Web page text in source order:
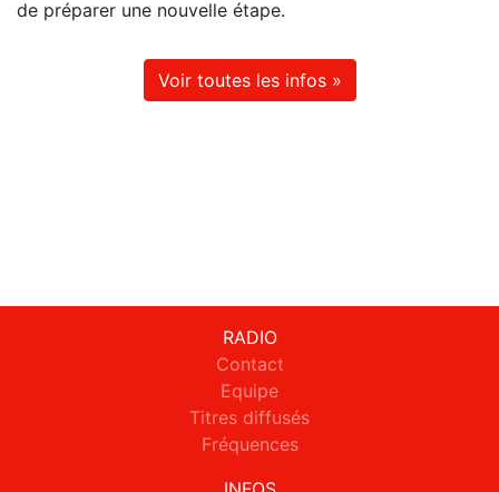
de préparer une nouvelle étape.
Voir toutes les infos »
RADIO
Contact
Equipe
Titres diffusés
Fréquences